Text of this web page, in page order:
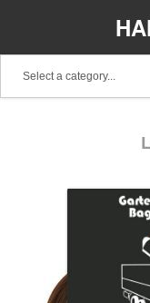
Mecklenburg-
Nordrhein-Westfalen
Sachsen